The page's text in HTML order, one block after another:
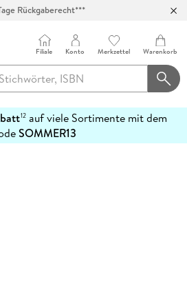
Rückgaberecht***
Filiale Konto Merkzettel Warenkorb
12auf viele Sortimente mit dem
SOMMER13